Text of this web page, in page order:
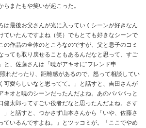
らまたもや笑いが起こった。
は最後お父さんが光に入っていくシーンが好きなん
ていたんですよね（笑）でもとても好きなシーンで
の作品の全体のところなのですが、父と息子のコミ
っても取り戻せることもあるんだなと思って、すご
と、佐藤さんは「暁がアキオに“フレンド申
れだったり、距離感があるので、怒って相談してい
可愛らしいなと思ってて。」と話すと、吉田さんが
キオと暁のシーンだったんだよね。あのパパパっと
健太郎ってすごい役者だなと思ったんだよね。さす
」と話すと、つかさず山本さんから「いや、佐藤さ
ているんですよね。」とツッコミが。「ここでやめ